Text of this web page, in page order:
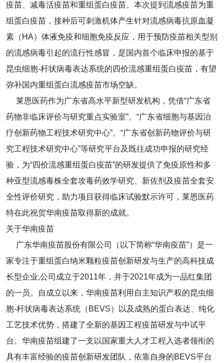
疫苗、减毒活疫苗和重组蛋白疫苗。本次提到流感疫苗为重
组蛋白疫苗，接种后可刺激机体产生针对流感病毒抗原血凝
素（HA）体液免疫和细胞免疫反应，用于预防疫苗相关型别
的流感病毒引起的流行性感冒，是国内首个临床申报的基于
昆虫细胞-杆状病毒表达系统的四价流感重组蛋白疫苗，有望
弥补国内重组蛋白流感疫苗市场空缺。
莱恩医药作为广东省高水平新型研发机构，凭借“广东省
药物非临床评价与研究重点实验室”、“广东省细胞与基因治
疗创新药物工程技术研究中心”、“广东省创新药物评价与研
究工程技术研究中心”等研究平台及既往成功申报的研究经
验，为“四价流感重组蛋白疫苗”的研发提供了免疫原性和多
种亚型流感毒株全套攻毒药效学研究、新佐剂及疫苗全套安
全性评价研究，助力项目获得临床试验默示许可，莱恩医药
特在此祝贺华南疫苗取得新的成就。
关于华南疫苗
广东华南疫苗股份有限公司（以下简称“华南疫苗”）是一
家专注于重组蛋白纳米颗粒疫苗创新研发与生产的高科技成
长型企业,公司成立于2011年，并于2021年成为一品红集团
的一员。自成立以来，华南疫苗利用自主知识产权的昆虫细
胞-杆状病毒表达系统（BEVS）以及成熟的蛋白表达、纯化
工艺技术优势，搭建了全新的基因工程疫苗研发与中试平
台。华南疫苗组建了一支以国家重大人才工程入选者领衔的
具有丰富经验的疫苗创新研发团队，依靠自身的BEVS平台